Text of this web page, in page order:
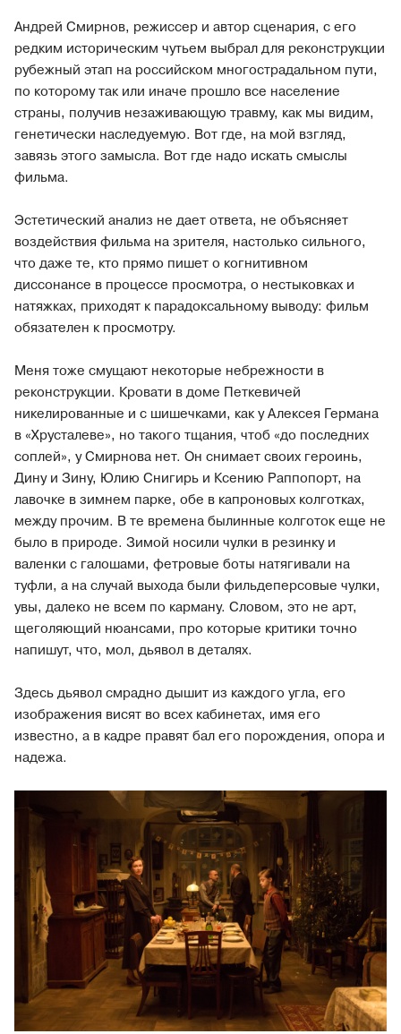
Андрей Смирнов, режиссер и автор сценария, с его
редким историческим чутьем выбрал для реконструкции
рубежный этап на российском многострадальном пути,
по которому так или иначе прошло все население
страны, получив незаживающую травму, как мы видим,
генетически наследуемую. Вот где, на мой взгляд,
завязь этого замысла. Вот где надо искать смыслы
фильма.
Эстетический анализ не дает ответа, не объясняет
воздействия фильма на зрителя, настолько сильного,
что даже те, кто прямо пишет о когнитивном
диссонансе в процессе просмотра, о нестыковках и
натяжках, приходят к парадоксальному выводу: фильм
обязателен к просмотру.
Меня тоже смущают некоторые небрежности в
реконструкции. Кровати в доме Петкевичей
никелированные и с шишечками, как у Алексея Германа
в «Хрусталеве», но такого тщания, чтоб «до последних
соплей», у Смирнова нет. Он снимает своих героинь,
Дину и Зину, Юлию Снигирь и Ксению Раппопорт, на
лавочке в зимнем парке, обе в капроновых колготках,
между прочим. В те времена былинные колготок еще не
было в природе. Зимой носили чулки в резинку и
валенки с галошами, фетровые боты натягивали на
туфли, а на случай выхода были фильдеперсовые чулки,
увы, далеко не всем по карману. Словом, это не арт,
щеголяющий нюансами, про которые критики точно
напишут, что, мол, дьявол в деталях.
Здесь дьявол смрадно дышит из каждого угла, его
изображения висят во всех кабинетах, имя его
известно, а в кадре правят бал его порождения, опора и
надежа.